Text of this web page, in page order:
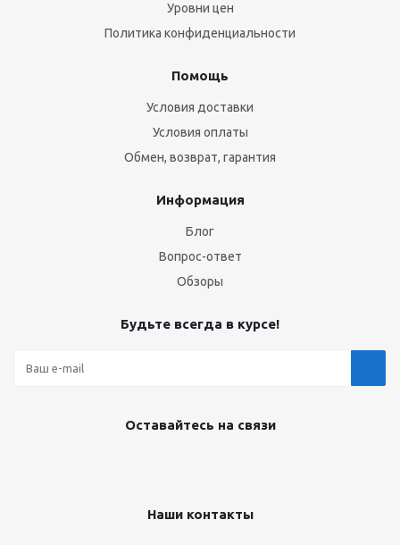
Уровни цен
Политика конфиденциальности
Помощь
Условия доставки
Условия оплаты
Обмен, возврат, гарантия
Информация
Блог
Вопрос-ответ
Обзоры
Будьте всегда в курсе!
Оставайтесь на связи
Наши контакты